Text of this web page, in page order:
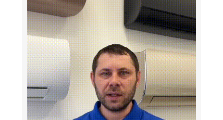
антибактериальный фильтр
многофункциональный фильтр
угольный фильтр
фильтр грубой очистки
фильтр с ионами серебра
Цвет внутреннего блока